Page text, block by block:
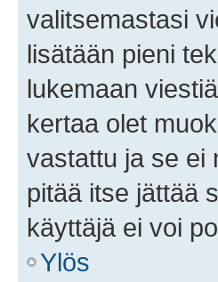
valitsemastasi
lisätään pieni
lukemaan
kertaa olet
vastattu ja se ei
pitää itse jättää
käyttäjä ei voi
Ylös